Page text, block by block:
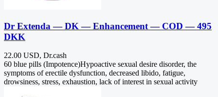
Dr Extenda — DK — Enhancement — COD — 495
DKK
22.00 USD, Dr.cash
60 blue pills (Impotence)Hypoactive sexual desire disorder, the
symptoms of erectile dysfunction, decreased libido, fatigue,
drowsiness, stress, exhaustion, lack of interest in sexual activity